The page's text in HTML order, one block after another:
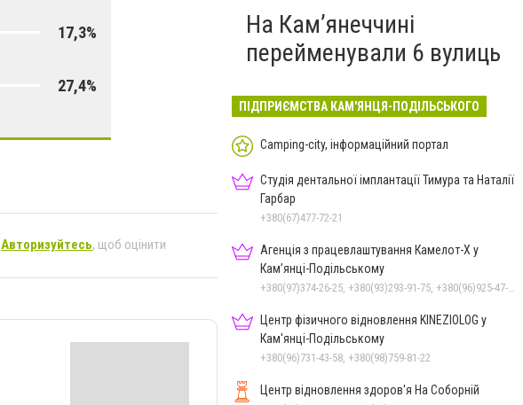
17,3%
27,4%
Авторизуйтесь, щоб оцінити
На Камʼянеччині
перейменували 6 вулиць
ПІДПРИЄМСТВА КАМ'ЯНЦЯ-ПОДІЛЬСЬКОГО
Camping-city, інформаційний портал
Студія дентальної імплантації Тимура та Наталії
Гарбар
+380(67)477-72-21
Агенція з працевлаштування Камелот-Х у
Кам’янці-Подільському
+380(97)374-26-25, +380(93)293-91-75, +380(96)925-47-71, +380(73)327-54-83
Центр фізичного відновлення KINEZIOLOG у
Кам'янці-Подільському
+380(96)731-43-58, +380(98)759-81-22
Центр відновлення здоров'я На Соборній